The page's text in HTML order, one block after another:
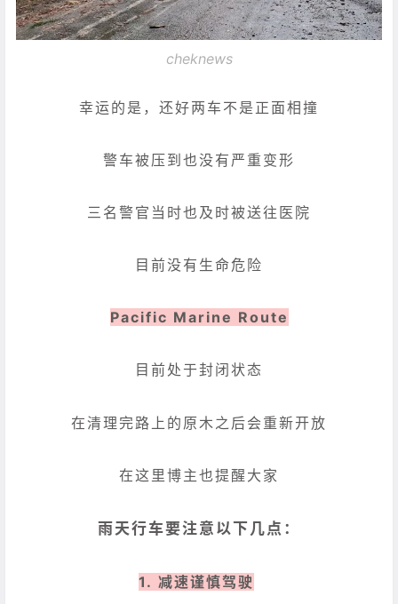
cheknews
幸运的是，还好两车不是正面相撞
警车被压到也没有严重变形
三名警官当时也及时被送往医院
目前没有生命危险
Pacific Marine Route
目前处于封闭状态
在清理完路上的原木之后会重新开放
在这里博主也提醒大家
雨天行车要注意以下几点：
1. 减速谨慎驾驶